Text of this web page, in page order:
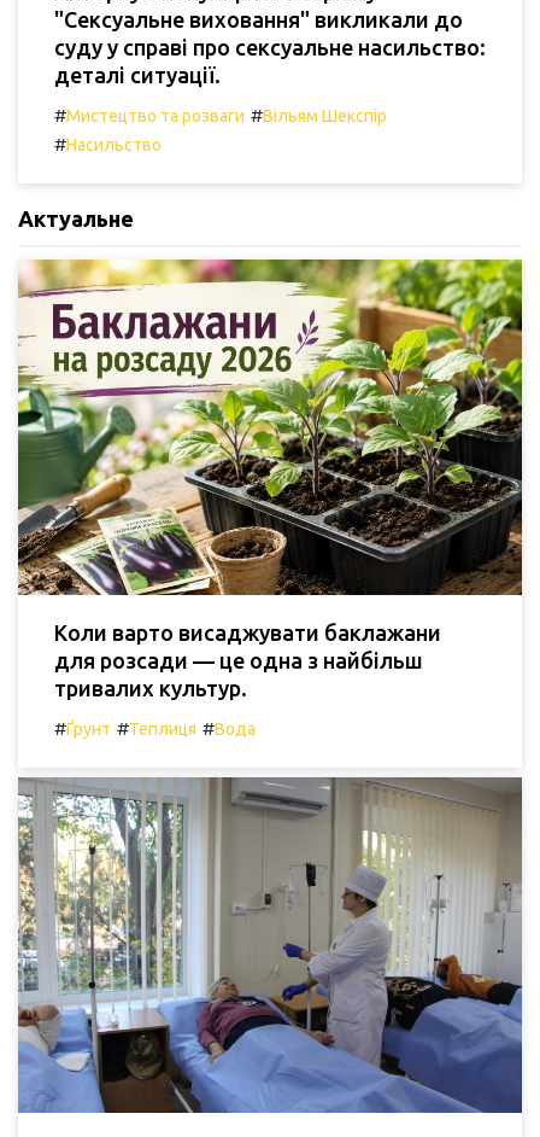
"Сексуальне виховання" викликали до
суду у справі про сексуальне насильство:
деталі ситуації.
#Мистецтво та розваги #Вільям Шекспір
#Насильство
Актуальне
Коли варто висаджувати баклажани
для розсади — це одна з найбільш
тривалих культур.
#Ґрунт #Теплиця #Вода